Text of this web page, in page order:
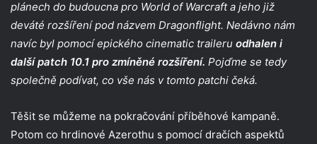
plánech do budoucna pro World of Warcraft a jeho již
deváté rozšíření pod názvem Dragonflight. Nedávno nám
navíc byl pomocí epického cinematic traileru odhalen i
další patch 10.1 pro zmíněné rozšíření. Pojďme se tedy
společně podívat, co vše nás v tomto patchi čeká.
Těšit se můžeme na pokračování příběhové kampaně.
Potom co hrdinové Azerothu s pomocí dračích aspektů